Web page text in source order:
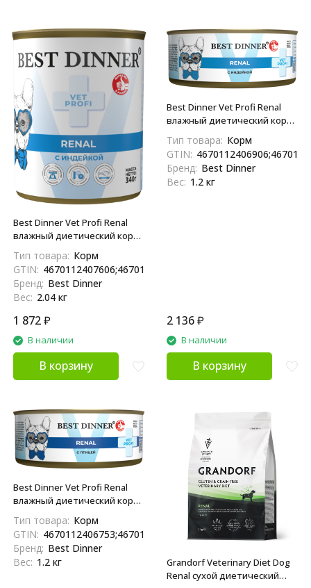
Best Dinner Vet Profi Renal
влажный диетический корм
пород при заболеваниях
почек, с индейкой, в
консервах - 340 г х 6 шт
Тип товара: Корм
GTIN: 4670112407606;4670112407026
Бренд: Best Dinner
Вес: 2.04 кг
1 872₽
В наличии
В корзину
Best Dinner Vet Profi Renal
влажный диетический корм
заболеваниях почек, с
индейкой, в консервах - 100 г
х 12 шт
Тип товара: Корм
GTIN:
Бренд: Best Dinner
Вес: 1.2 кг
2 136₽
В наличии
В корзину
Best Dinner Vet Profi Renal
влажный диетический корм
заболеваниях почек, с
птицей, в консервах - 100 г х
12 шт
Тип товара: Корм
GTIN: 4670112406753;4670112407569
Бренд: Best Dinner
Вес: 1.2 кг
Grandorf Veterinary Diet Dog
Renal сухой диетический